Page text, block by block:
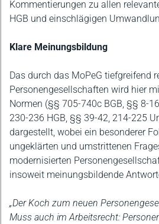
Kommentierungen zu allen
HGB und einschlägigen
Klare Meinungsbildung
Das durch das MoPeG tiefgreifend
Personengesellschaften wird hier
Normen (§§ 705-740c BGB, §§ 8-
230-236 HGB, §§ 39-42, 214-225
dargestellt, wobei ein besonderer
ungeklärten und umstrittenen
modernisierten
insoweit meinungsbildende
„Der Koch zum neuen
Muss auch im Arbeitsrecht: